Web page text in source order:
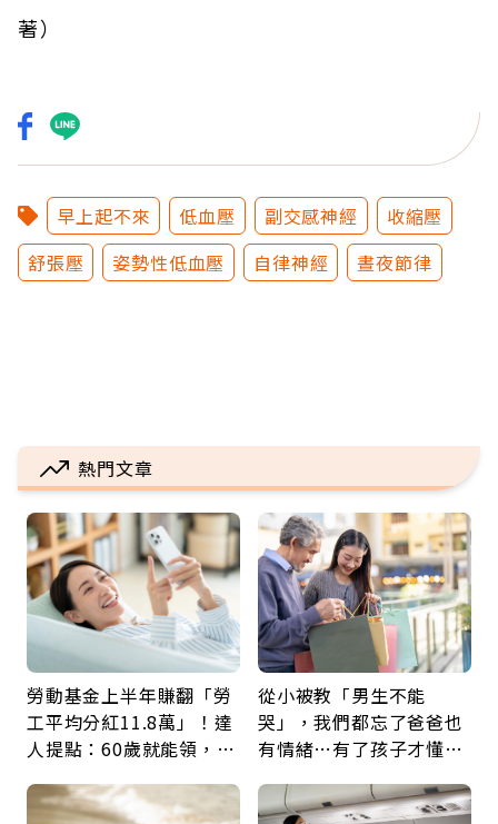
著）
早上起不來 低血壓 副交感神經
收縮壓
舒張壓
姿勢性低血壓 自律神經 晝夜節律
熱門文章
勞動基金上半年賺翻「勞
工平均分紅11.8萬」！達
人提點：60歲就能領，重
從小被教「男生不能
哭」，我們都忘了爸爸也
有情緒…有了孩子才懂：
久違的關心